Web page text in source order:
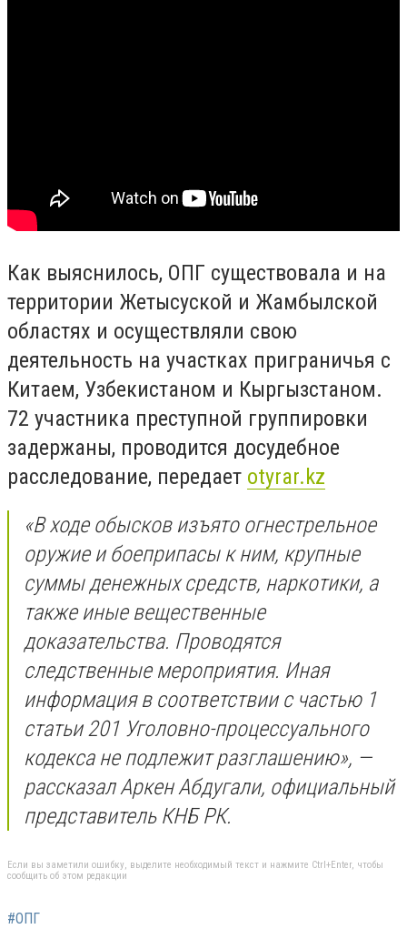
Как выяснилось, ОПГ существовала и на
территории Жетысуской и Жамбылской
областях и осуществляли свою
деятельность на участках приграничья с
Китаем, Узбекистаном и Кыргызстаном.
72 участника преступной группировки
задержаны, проводится досудебное
расследование, передает otyrar.kz
«В ходе обысков изъято огнестрельное
оружие и боеприпасы к ним, крупные
суммы денежных средств, наркотики, а
также иные вещественные
доказательства. Проводятся
следственные мероприятия. Иная
информация в соответствии с частью 1
статьи 201 Уголовно-процессуального
кодекса не подлежит разглашению», —
рассказал Аркен Абдугали, официальный
представитель КНБ РК.
Если вы заметили ошибку, выделите необходимый текст и нажмите Ctrl+Enter, чтобы
сообщить об этом редакции
#ОПГ